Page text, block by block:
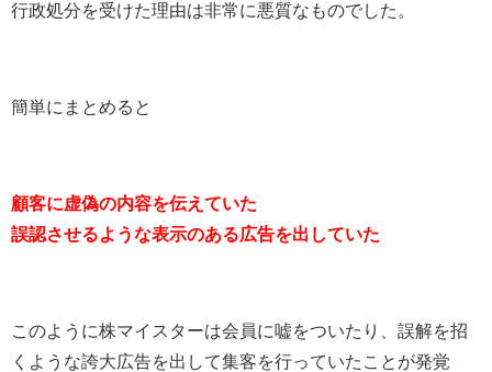
行政処分を受けた理由は非常に悪質なものでした。
簡単にまとめると
顧客に虚偽の内容を伝えていた
誤認させるような表示のある広告を出していた
このように株マイスターは会員に嘘をついたり、誤解を招
くような誇大広告を出して集客を行っていたことが発覚